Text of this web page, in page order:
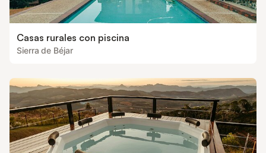
Casas rurales con piscina
Sierra de Béjar